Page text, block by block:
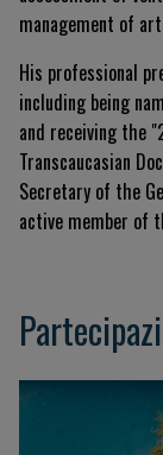
management of
His professional
including being
and receiving the
Transcaucasian
Secretary of the
active member of